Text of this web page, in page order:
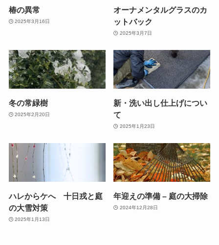
椿の異常
2025年3月16日
オーナメンタルグラスのカ
ットバック
2025年3月7日
冬の常緑樹
2025年2月20日
新・洗い出し仕上げについ
て
2025年1月23日
ハレからケへ 十日戎と庭
の大雪対策
2025年1月13日
年迎えの準備 – 庭の大掃除
2024年12月28日